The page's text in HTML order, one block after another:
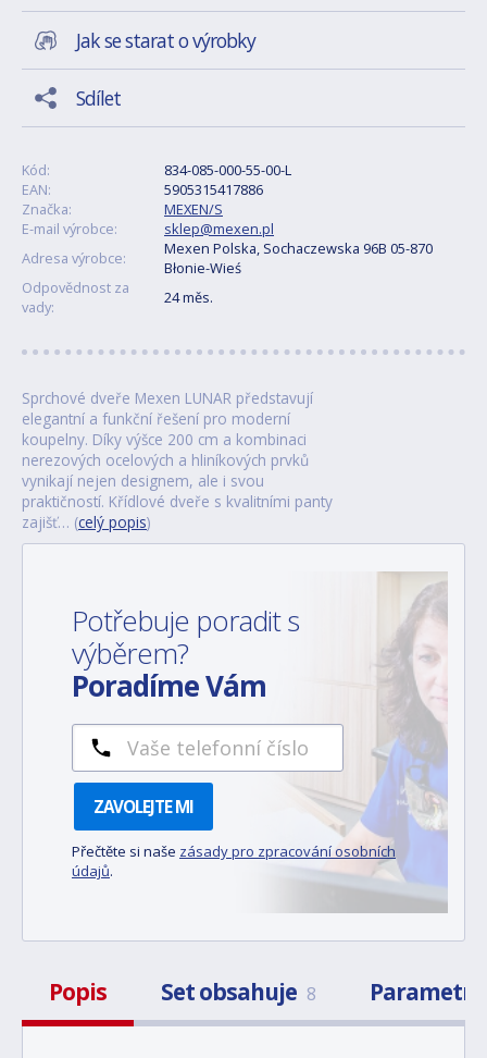
Jak se starat o výrobky
Sdílet
Kód:
834-085-000-55-00-L
EAN:
5905315417886
Značka:
MEXEN/S
E-mail výrobce:
sklep@mexen.pl
Adresa výrobce:
Mexen Polska, Sochaczewska 96B 05-870
Błonie-Wieś
Odpovědnost za
vady:
24 měs.
Sprchové dveře Mexen LUNAR představují
elegantní a funkční řešení pro moderní
koupelny. Díky výšce 200 cm a kombinaci
nerezových ocelových a hliníkových prvků
vynikají nejen designem, ale i svou
praktičností. Křídlové dveře s kvalitními panty
zajišť… (celý popis)
Potřebuje poradit s
výběrem?
Poradíme Vám
ZAVOLEJTE MI
Přečtěte si naše zásady pro zpracování osobních
údajů.
Popis Set obsahuje 8 Parametry